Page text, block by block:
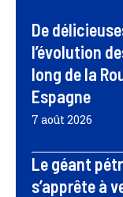
De
l’évolution
long de la
Espagne
7 août 2026
Le géant
s’apprête à